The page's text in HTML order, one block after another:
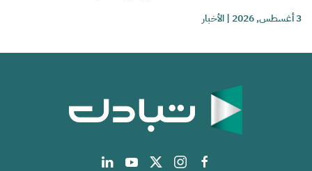
3 أغسطس, 2026 |الأخبار